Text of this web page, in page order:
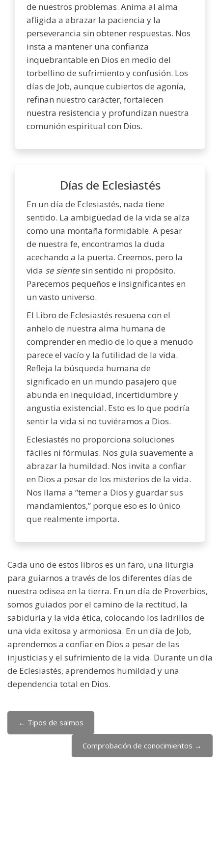
de nuestros problemas. Anima al alma
afligida a abrazar la paciencia y la
perseverancia sin obtener respuestas. Nos
insta a mantener una confianza
inquebrantable en Dios en medio del
torbellino de sufrimiento y confusión. Los
días de Job, aunque cubiertos de agonía,
refinan nuestro carácter, fortalecen
nuestra resistencia y profundizan nuestra
comunión espiritual con Dios.
Días de Eclesiastés
En un día de Eclesiastés, nada tiene
sentido. La ambigüedad de la vida se alza
como una montaña formidable. A pesar
de nuestra fe, encontramos la duda
acechando a la puerta. Creemos, pero la
vida se sientesin sentido ni propósito.
Parecemos pequeños e insignificantes en
un vasto universo.
El Libro de Eclesiastés resuena con el
anhelo de nuestra alma humana de
comprender en medio de lo que a menudo
parece el vacío y la futilidad de la vida.
Refleja la búsqueda humana de
significado en un mundo pasajero que
abunda en inequidad, incertidumbre y
angustia existencial. Esto es lo que podría
sentir la vida si no tuviéramos a Dios.
Eclesiastés no proporciona soluciones
fáciles ni fórmulas. Nos guía suavemente a
abrazar la humildad. Nos invita a confiar
en Dios a pesar de los misterios de la vida.
Nos llama a “temer a Dios y guardar sus
mandamientos,” porque eso es lo único
que realmente importa.
Cada uno de estos libros es un faro, una liturgia
para guiarnos a través de los diferentes días de
nuestra odisea en la tierra. En un día de Proverbios,
somos guiados por el camino de la rectitud, la
sabiduría y la vida ética, colocando los ladrillos de
una vida exitosa y armoniosa. En un día de Job,
aprendemos a confiar en Dios a pesar de las
injusticias y el sufrimiento de la vida. Durante un día
de Eclesiastés, aprendemos humildad y una
dependencia total en Dios.
← Tipos de salmos
Comprobación de conocimientos →